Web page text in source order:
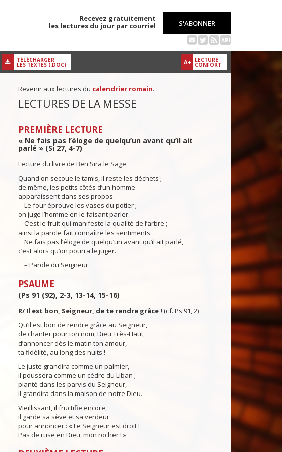
Recevez gratuitement
les lectures du jour par courriel
S'ABONNER
API
A+ LECTURE
CONFORT
TÉLÉCHARGER
LES TEXTES (.DOC)
Revenir aux lectures du calendrier romain.
LECTURES DE LA MESSE
PREMIÈRE LECTURE
« Ne fais pas l’éloge de quelqu’un avant qu’il ait
parlé » (Si 27, 4-7)
Lecture du livre de Ben Sira le Sage
Quand on secoue le tamis, il reste les déchets ;
de même, les petits côtés d’un homme
apparaissent dans ses propos.
Le four éprouve les vases du potier ;
on juge l’homme en le faisant parler.
C’est le fruit qui manifeste la qualité de l’arbre ;
ainsi la parole fait connaître les sentiments.
Ne fais pas l’éloge de quelqu’un avant qu’il ait parlé,
c’est alors qu’on pourra le juger.
– Parole du Seigneur.
PSAUME
(Ps 91 (92), 2-3, 13-14, 15-16)
R/ Il est bon, Seigneur, de te rendre grâce ! (cf. Ps 91, 2)
Qu’il est bon de rendre grâce au Seigneur,
de chanter pour ton nom, Dieu Très-Haut,
d’annoncer dès le matin ton amour,
ta fidélité, au long des nuits !
Le juste grandira comme un palmier,
il poussera comme un cèdre du Liban ;
planté dans les parvis du Seigneur,
il grandira dans la maison de notre Dieu.
Vieillissant, il fructifie encore,
il garde sa sève et sa verdeur
pour annoncer : « Le Seigneur est droit !
Pas de ruse en Dieu, mon rocher ! »